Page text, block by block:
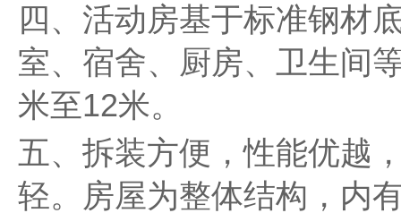
四、活动房基于标准钢材
室、宿舍、厨房、卫生间
米至12米。
五、拆装方便，性能优越
轻。房屋为整体结构，内